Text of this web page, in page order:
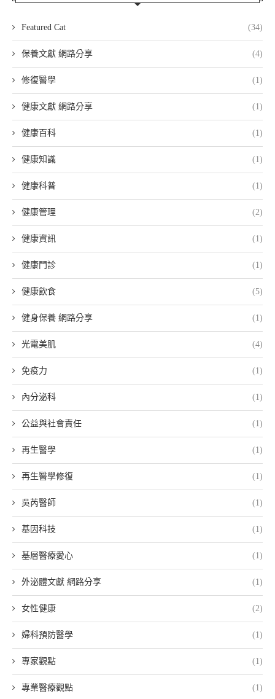
Featured Cat (34)
保養文獻 網路分享 (4)
修復醫學 (1)
健康文獻 網路分享 (1)
健康百科 (1)
健康知識 (1)
健康科普 (1)
健康管理 (2)
健康資訊 (1)
健康門診 (1)
健康飲食 (5)
健身保養 網路分享 (1)
光電美肌 (4)
免疫力 (1)
內分泌科 (1)
公益與社會責任 (1)
再生醫學 (1)
再生醫學修復 (1)
吳芮醫師 (1)
基因科技 (1)
基層醫療愛心 (1)
外泌體文獻 網路分享 (1)
女性健康 (2)
婦科預防醫學 (1)
專家觀點 (1)
專業醫療觀點 (1)